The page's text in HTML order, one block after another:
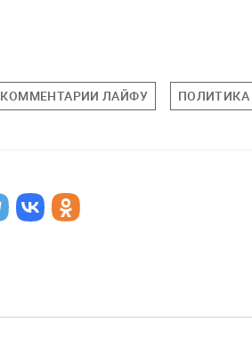
КОММЕНТАРИИ ЛАЙФУ ПОЛИТИКА